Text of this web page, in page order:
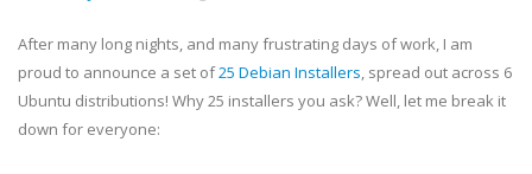
After many long nights, and many frustrating days of work, I am
proud to announce a set of25 Debian Installers, spread out across 6
Ubuntu distributions! Why 25 installers you ask? Well, let me break it
down for everyone: